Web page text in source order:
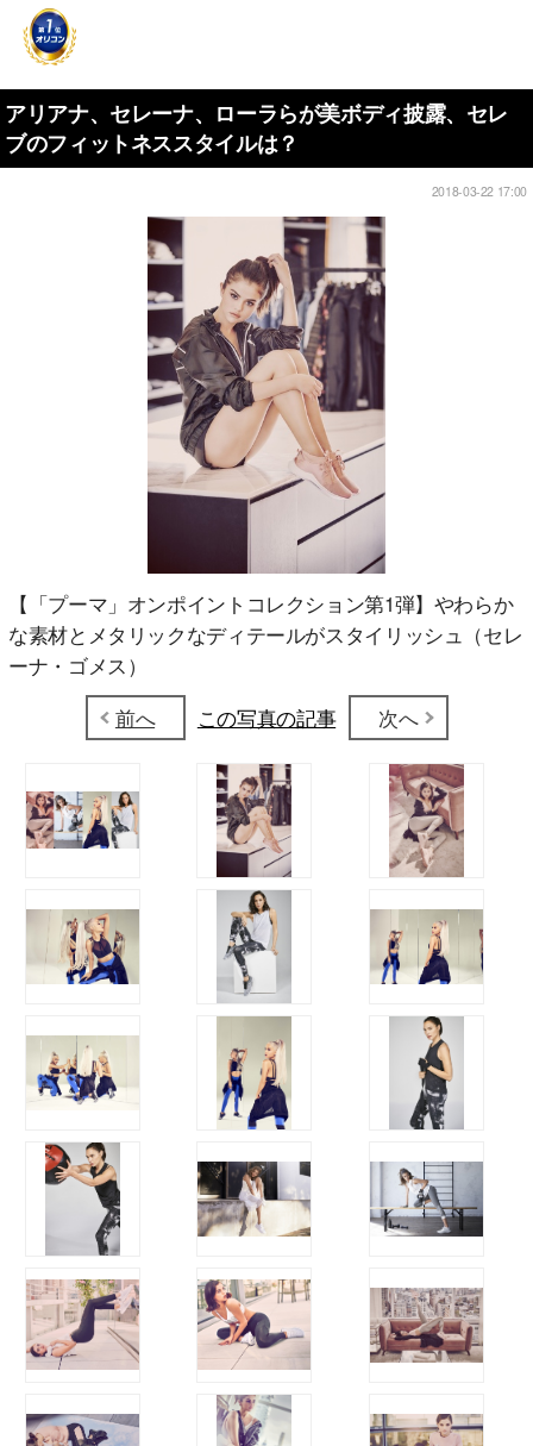
アリアナ、セレーナ、ローラらが美ボディ披露、セレ
ブのフィットネススタイルは？
2018-03-22 17:00
【「プーマ」オンポイントコレクション第1弾】やわらか
な素材とメタリックなディテールがスタイリッシュ（セレ
ーナ・ゴメス）
前へ
この写真の記事 次へ